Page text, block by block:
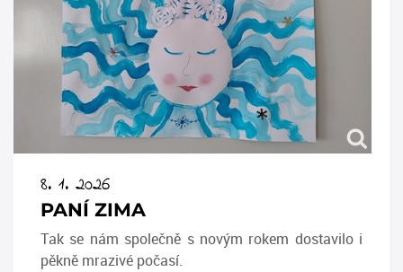
8. 1. 2026
PANÍ ZIMA
Tak se nám společně s novým rokem dostavilo i
pěkně mrazivé počasí.